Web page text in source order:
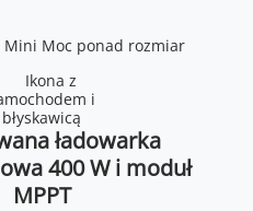
ładowarka
400 W i moduł
MPPT